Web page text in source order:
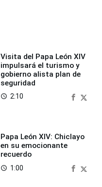
Visita del Papa León XIV
impulsará el turismo y
gobierno alista plan de
seguridad
access_time 2:10
Papa León XIV: Chiclayo
en su emocionante
recuerdo
access_time 1:00